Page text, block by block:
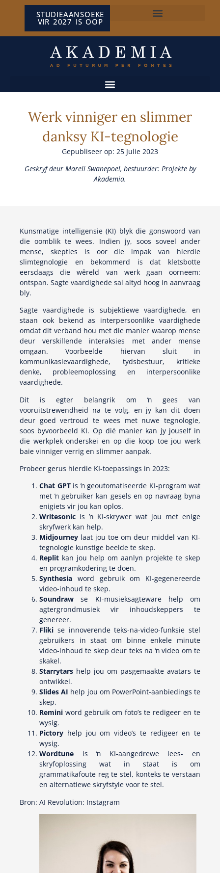
STUDIEAANSOEKE
VIR 2027 IS OOP
Werk vinniger en slimmer
danksy KI-tegnologie
Gepubliseer op: 25 Julie 2023
Geskryf deur Mareli Swanepoel, bestuurder: Projekte by
Akademia.
Kunsmatige intelligensie (KI) blyk die gonswoord van
die oomblik te wees. Indien jy, soos soveel ander
mense, skepties is oor die impak van hierdie
slimtegnologie en bekommerd is dat kletsbotte
eersdaags die wêreld van werk gaan oorneem:
ontspan. Sagte vaardighede sal altyd hoog in aanvraag
bly.
Sagte vaardighede is subjektiewe vaardighede, en
staan ook bekend as interpersoonlike vaardighede
omdat dit verband hou met die manier waarop mense
deur verskillende interaksies met ander mense
omgaan. Voorbeelde hiervan sluit in
kommunikasievaardighede, tydsbestuur, kritieke
denke, probleemoplossing en interpersoonlike
vaardighede.
Dit is egter belangrik om ŉ gees van
vooruitstrewendheid na te volg, en jy kan dit doen
deur goed vertroud te wees met nuwe tegnologie,
soos byvoorbeeld KI. Op dié manier kan jy jouself in
die werkplek onderskei en op die koop toe jou werk
baie vinniger verrig en slimmer aanpak.
Probeer gerus hierdie KI-toepassings in 2023:
Chat GPTis ŉ geoutomatiseerde KI-program wat
met ŉ gebruiker kan gesels en op navraag byna
enigiets vir jou kan oplos.
Writesonic is ŉ KI-skrywer wat jou met enige
skryfwerk kan help.
Midjourney laat jou toe om deur middel van KI-
tegnologie kunstige beelde te skep.
Replit kan jou help om aanlyn projekte te skep
en programkodering te doen.
Synthesia word gebruik om KI-gegenereerde
video-inhoud te skep.
Soundrawse KI-musieksagteware help om
agtergrondmusiek vir inhoudskeppers te
genereer.
Fliki se innoverende teks-na-video-funksie stel
gebruikers in staat om binne enkele minute
video-inhoud te skep deur teks na ŉ video om te
skakel.
Starrytars help jou om pasgemaakte avatars te
ontwikkel.
Slides AI help jou om PowerPoint-aanbiedings te
skep.
Remini word gebruik om foto’s te redigeer en te
wysig.
Pictory help jou om video’s te redigeer en te
wysig.
Wordtune is ŉ KI-aangedrewe lees- en
skryfoplossing wat in staat is om
grammatikafoute reg te stel, konteks te verstaan
en alternatiewe skryfstyle voor te stel.
Bron: AI Revolution: Instagram